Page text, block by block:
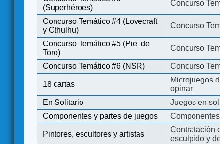
(Superhéroes)
Concurso
Concurso Temático #4 (Lovecraft
y Cthulhu)
Concurso
Concurso Temático #5 (Piel de
Toro)
Concurso
Concurso Temático #6 (NSR) Concurso
18 cartas
Microjuegos
opinar.
En Solitario
Juegos en
Componentes y partes de juegos
Pintores, escultores y artistas
Contratación
esculpido y